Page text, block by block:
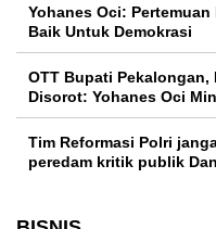
Yohanes Oci:
Baik Untuk Demokrasi
OTT Bupati Pekalongan,
Disorot: Yohanes Oci
Tim Reformasi Polri
peredam kritik publik